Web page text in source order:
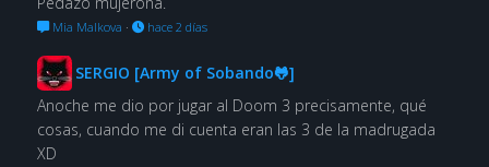
Mia Malkova · hace 2 días
SERGIO [Army of Sobando🐸]
Anoche me dio por jugar al Doom 3 precisamente, qué
cosas, cuando me di cuenta eran las 3 de la madrugada
XD